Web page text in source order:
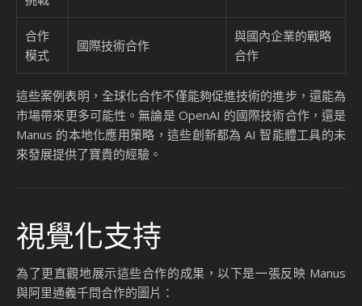
合作
模式
國際技術合作
與國內企業的戰略
合作
這些案例表明，全球化合作不僅能夠促進技術的進步，還能為
市場帶來更多可能性。無論是 OpenAI 的國際技術合作，還是
Manus 的本地化應用策略，這些創新都為 AI 智能體工具的未
來發展提供了寶貴的經驗。
視覺化支持
為了更直觀地展示這些合作的成果，以下是一張反映 Manus
與阿里通義千問合作的圖片：